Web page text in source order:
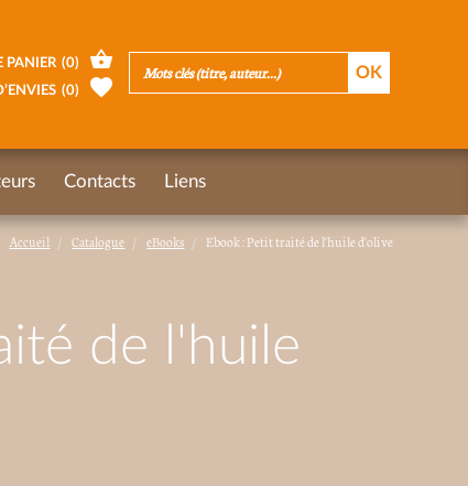
Accueil Catalogue eBooks Ebook : Petit traité de l'huile d'olive
de l'huile
PANIER (0)
(0)
Contacts Liens